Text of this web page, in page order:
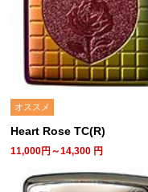
オススメ
Heart Rose TC(R)
11,000円～14,300 円